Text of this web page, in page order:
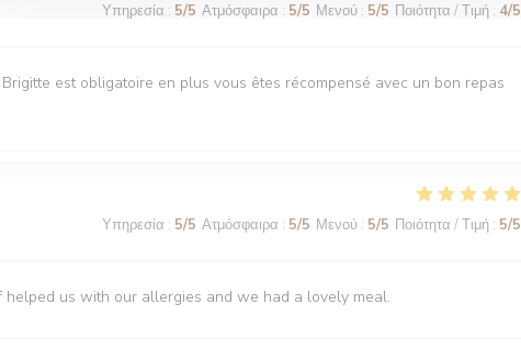
Υπηρεσία : 5/5 Ατμόσφαιρα : 5/5 Μενού : 5/5 Ποιότητα / Τιμή : 4/5
est obligatoire en plus vous êtes récompensé avec un bon repas
Υπηρεσία : 5/5 Ατμόσφαιρα : 5/5 Μενού : 5/5 Ποιότητα / Τιμή : 5/5
us with our allergies and we had a lovely meal.